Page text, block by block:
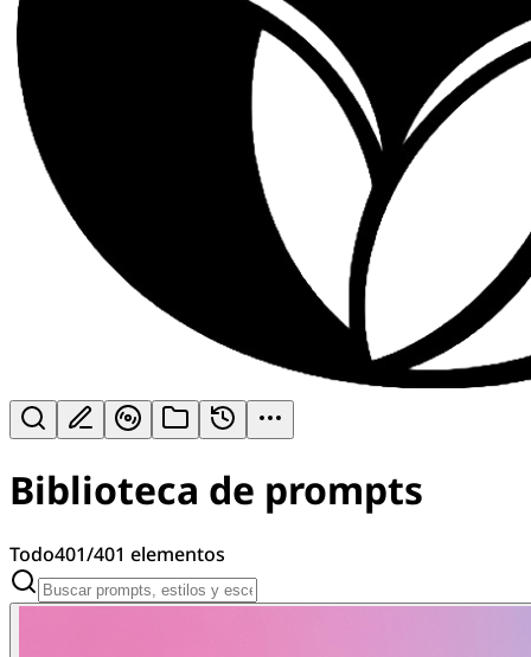
Biblioteca de prompts
Todo401/401 elementos